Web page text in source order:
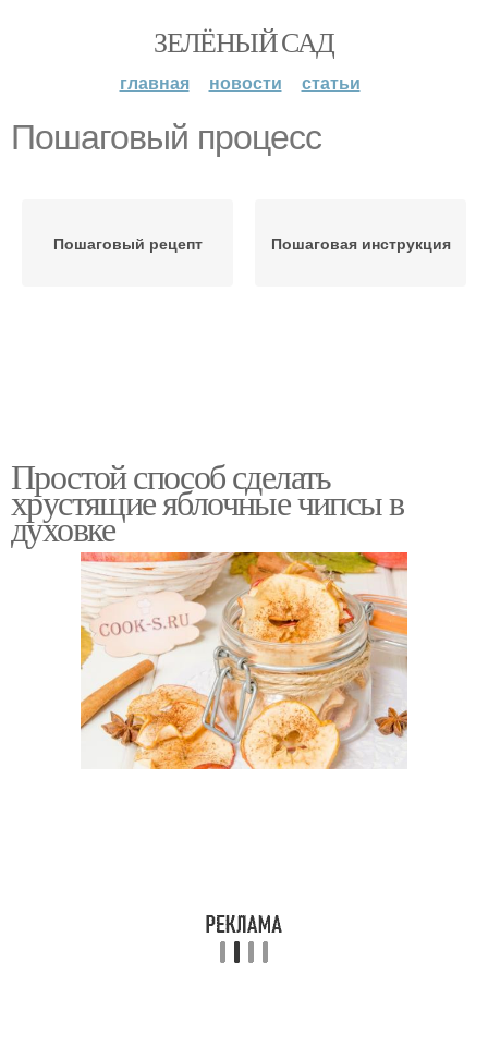
ЗЕЛЁНЫЙ САД
главная новости статьи
Пошаговый процесс
Пошаговый рецепт Пошаговая инструкция
Простой способ сделать
хрустящие яблочные чипсы в
духовке